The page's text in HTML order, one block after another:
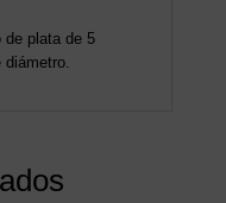
de plata de 5
diámetro.